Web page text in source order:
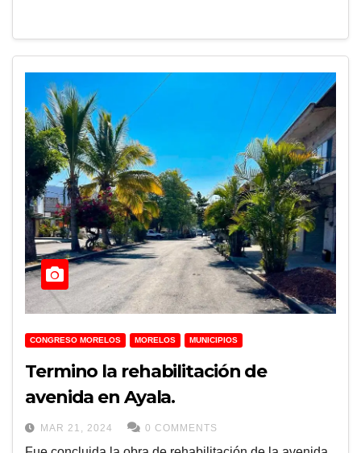
CONGRESO MORELOS MORELOS MUNICIPIOS
Termino la rehabilitación de
avenida en Ayala.
MAR 21, 2024 0 COMMENTS